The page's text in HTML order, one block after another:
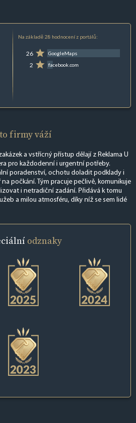
Na základě 28 hodnocení z portálů:
26 GoogleMaps
2 facebook.com
firmy váží
a vstřícný přístup dělají z Reklama U
pro každodenní i urgentní potřeby.
poradenství, ochotu doladit podklady i
počkání. Tým pracuje pečlivě, komunikuje
i netradiční zadání. Přidává k tomu
a milou atmosféru, díky níž se sem lidé
odznaky